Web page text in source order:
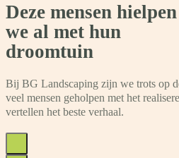
Deze mensen hielpen
we al met hun
droomtuin
Bij BG Landscaping zijn we trots op
veel mensen geholpen met het
vertellen het beste verhaal.